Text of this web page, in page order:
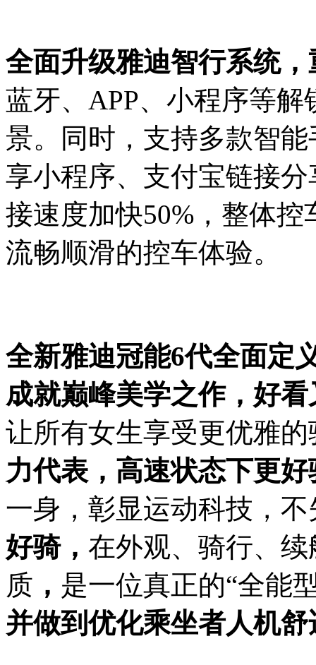
全面升级雅迪智行系统
蓝牙、APP、小程序等
景。同时，支持多款智
享小程序、支付宝链接
接速度加快50%，整体
流畅顺滑的控车体验。
全新雅迪冠能6代全面定
成就巅峰美学之作，好看
让所有女生享受更优雅的
力代表，高速状态下更好
一身，彰显运动科技，
好骑， 在外观、骑行、
质 ， 是一位真正的“全能
并做到优化乘坐者人机舒